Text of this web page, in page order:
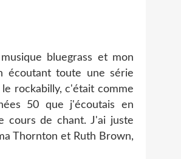
bluegrass et mon
écoutant toute une série
rockabilly, c'était comme
50 que j'écoutais en
cours de chant. J'ai juste
Thornton et Ruth Brown,